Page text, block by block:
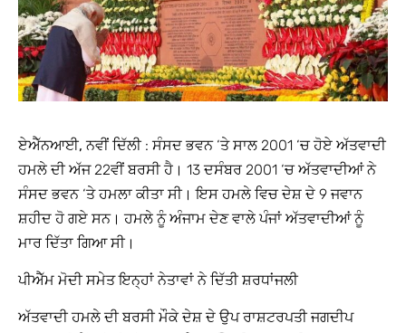
ਏਐੱਨਆਈ, ਨਵੀਂ ਦਿੱਲੀ : ਸੰਸਦ ਭਵਨ ‘ਤੇ ਸਾਲ 2001 ‘ਚ ਹੋਏ ਅੱਤਵਾਦੀ
ਹਮਲੇ ਦੀ ਅੱਜ 22ਵੀਂ ਬਰਸੀ ਹੈ। 13 ਦਸੰਬਰ 2001 ‘ਚ ਅੱਤਵਾਦੀਆਂ ਨੇ
ਸੰਸਦ ਭਵਨ ‘ਤੇ ਹਮਲਾ ਕੀਤਾ ਸੀ। ਇਸ ਹਮਲੇ ਵਿਚ ਦੇਸ਼ ਦੇ 9 ਜਵਾਨ
ਸ਼ਹੀਦ ਹੋ ਗਏ ਸਨ। ਹਮਲੇ ਨੂੰ ਅੰਜਾਮ ਦੇਣ ਵਾਲੇ ਪੰਜਾਂ ਅੱਤਵਾਦੀਆਂ ਨੂੰ
ਮਾਰ ਦਿੱਤਾ ਗਿਆ ਸੀ।
ਪੀਐੱਮ ਮੋਦੀ ਸਮੇਤ ਇਨ੍ਹਾਂ ਨੇਤਾਵਾਂ ਨੇ ਦਿੱਤੀ ਸ਼ਰਧਾਂਜਲੀ
ਅੱਤਵਾਦੀ ਹਮਲੇ ਦੀ ਬਰਸੀ ਮੌਕੇ ਦੇਸ਼ ਦੇ ਉਪ ਰਾਸ਼ਟਰਪਤੀ ਜਗਦੀਪ